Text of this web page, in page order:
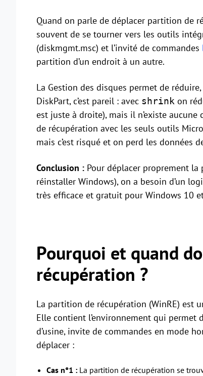
Quand on parle de déplacer partition de
souvent de se tourner vers les outils
(diskmgmt.msc) et l’invité de commandes
partition d’un endroit à un autre.
La Gestion des disques permet de
DiskPart, c’est pareil : avec shrink on
est juste à droite), mais il n’existe aucune
de récupération avec les seuls outils
mais c’est risqué et on perd les données
Conclusion : Pour déplacer proprement
réinstaller Windows), on a besoin d’un
très efficace et gratuit pour Windows 10
Pourquoi et quand
récupération ?
La partition de récupération (WinRE) est
Elle contient l’environnement qui permet
d’usine, invite de commandes en mode
déplacer :
Cas n°1 : La partition de récupération se